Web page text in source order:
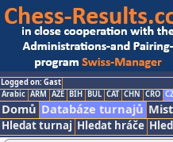
Logged on: Gast
Arabic ARM AZE BIH BUL CAT CHN CRO
Domů Databáze turnajů
Hledat turnaj Hledat hráče